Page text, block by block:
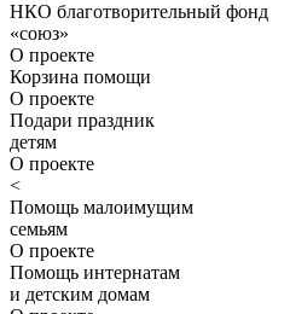
НКО благотворительный фонд
«союз»
О проекте
Корзина помощи
О проекте
Подари праздник
детям
О проекте
<
Помощь малоимущим
семьям
О проекте
Помощь интернатам
и детским домам